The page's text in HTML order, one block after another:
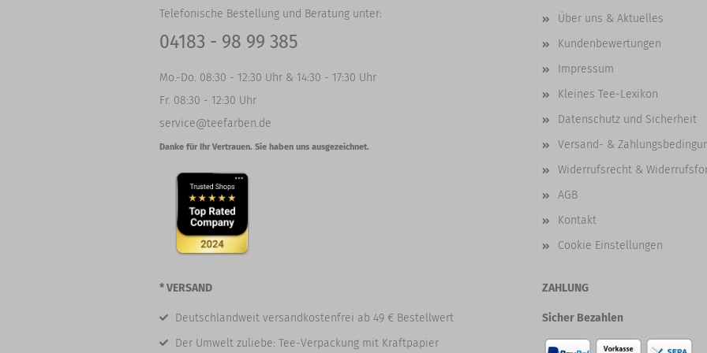
Telefonische Bestellung und Beratung unter:
04183 - 98 99 385
Mo.-Do. 08:30 - 12:30 Uhr & 14:30 - 17:30 Uhr
Fr. 08:30 - 12:30 Uhr
service@teefarben.de
Danke für Ihr Vertrauen. Sie haben uns ausgezeichnet.
Über uns & Aktuelles
Kundenbewertungen
Impressum
Kleines Tee-Lexikon
Datenschutz und Sicherheit
Versand- &
Widerrufsrecht &
AGB
Kontakt
Cookie Einstellungen
* VERSAND
Deutschlandweit versandkostenfrei ab 49 € Bestellwert
Der Umwelt zuliebe: Tee-Verpackung mit Kraftpapier
ZAHLUNG
Sicher Bezahlen